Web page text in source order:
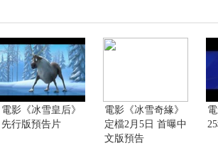
電影《冰雪皇后》
先行版預告片
電影《冰雪奇緣》
定檔2月5日 首曝中
文版預告